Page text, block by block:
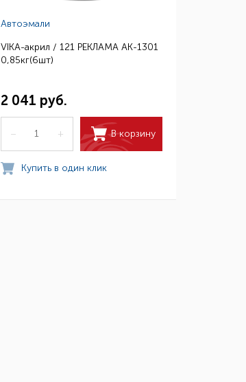
Автоэмали
VIKA-акрил / 121 РЕКЛАМА АК-1301
0,85кг(6шт)
2 041 руб.
– + В корзину
Купить в один клик